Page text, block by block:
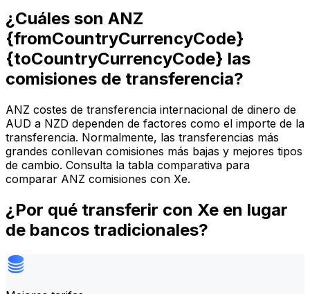
¿Cuáles son ANZ
{fromCountryCurrencyCode}
{toCountryCurrencyCode} las
comisiones de transferencia?
ANZ costes de transferencia internacional de dinero de
AUD a NZD dependen de factores como el importe de la
transferencia. Normalmente, las transferencias más
grandes conllevan comisiones más bajas y mejores tipos
de cambio. Consulta la tabla comparativa para
comparar ANZ comisiones con Xe.
¿Por qué transferir con Xe en lugar
de bancos tradicionales?